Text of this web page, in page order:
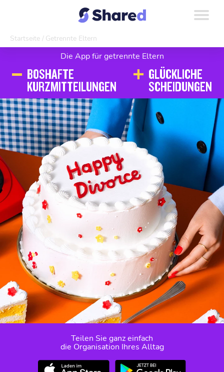
Startseite Getrennte Eltern
Die App für getrennte Eltern
- BOSHAFTE
KURZMITTEILUNGEN
GLÜCKLICHE
SCHEIDUNGEN
Teilen Sie ganz einfach
die Organisation Ihres Alltag